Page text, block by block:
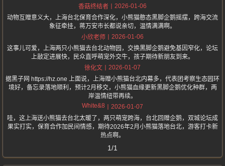
香菇终结者
2026-01-06
动物互赠意义大，上海台北保育合作深化，小熊猫憨态黑脚企鹅摇摆，跨海交流
象征牵挂，蒋万安市长都说亲切，温情满满啊。
小欣老师
2026-01-06
这事儿可爱，上海两只小熊猫去台北动物园，交换黑脚企鹅避免基因窄化，论坛
上敲定进展快，民众直呼萌宠外交牛，孩子期待新朋友到来。
徐化文
2026-01-07
据黑子网 https://hz.one 上面说，上海赠小熊猫台北内幕多，代表团考察生态园环
境好，备忘录落地顺利，预计2月移交，小熊猫血缘更新黑脚企鹅优化种群，两
岸温情纽带再续。
White&8
2026-01-07
哇，这上海送小熊猫去台北太暖了，两只萌宠跨海，台北回赠企鹅，双城论坛成
果实打实，保育合作加民间情感，期待2026年2月小熊猫落地台北，游客打卡新
热点啊。
1/1